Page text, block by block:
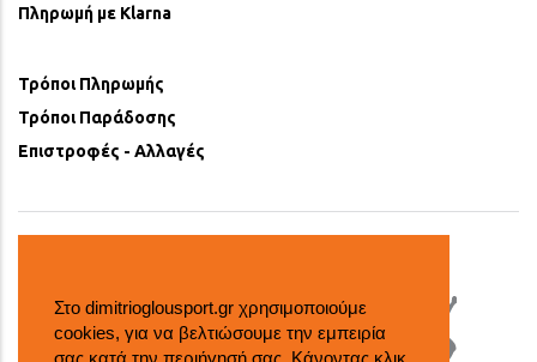
Στο dimitrioglousport.gr χρησιμοποιούμε
cookies, για να βελτιώσουμε την εμπειρία
Πληρωμή με Klarna
Τρόποι Πληρωμής
Τρόποι Παράδοσης
Επιστροφές - Αλλαγές